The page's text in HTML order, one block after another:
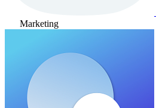
Marketing